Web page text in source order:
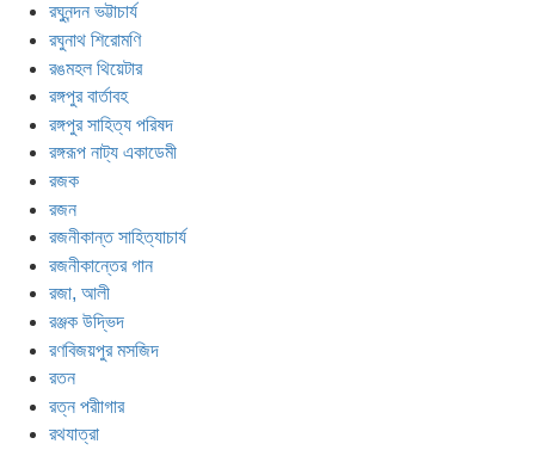
রঘুনন্দন ভট্টাচার্য
রঘুনাথ শিরোমণি
রঙমহল থিয়েটার
রঙ্গপুর বার্তাবহ
রঙ্গপুর সাহিত্য পরিষদ
রঙ্গরূপ নাট্য একাডেমী
রজক
রজন
রজনীকান্ত সাহিত্যাচার্য
রজনীকান্তের গান
রজা, আলী
রঞ্জক উদ্ভিদ
রণবিজয়পুর মসজিদ
রতন
রত্ন পরীাগার
রথযাত্রা